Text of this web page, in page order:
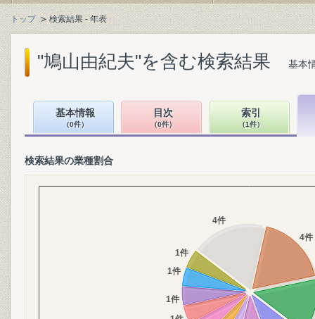
トップ 検索結果 - 年表
"鳩山由紀夫"を含む検索結果 基本
基本情報
（0件）
目次
（0件）
索引
（1件）
検索結果の業種割合